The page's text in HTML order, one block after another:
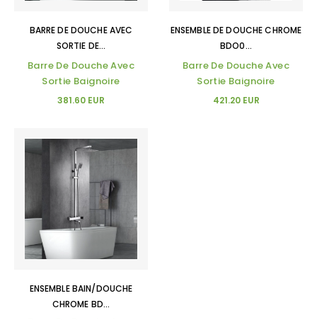
BARRE DE DOUCHE AVEC
SORTIE DE...
Barre De Douche Avec
Sortie Baignoire
381.60 EUR
ENSEMBLE DE DOUCHE CHROME
BDO0...
Barre De Douche Avec
Sortie Baignoire
421.20 EUR
ENSEMBLE BAIN/DOUCHE
CHROME BD...